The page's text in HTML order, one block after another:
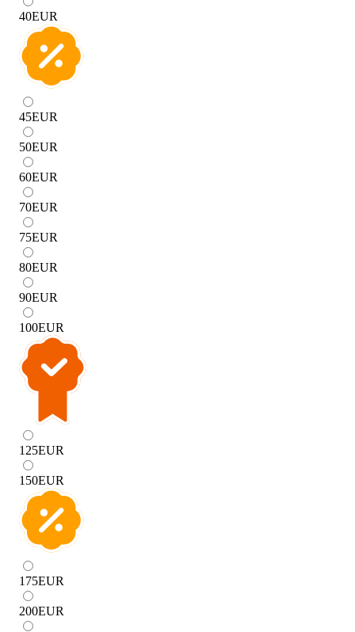
40EUR
45EUR
50EUR
60EUR
70EUR
75EUR
80EUR
90EUR
100EUR
125EUR
150EUR
175EUR
200EUR